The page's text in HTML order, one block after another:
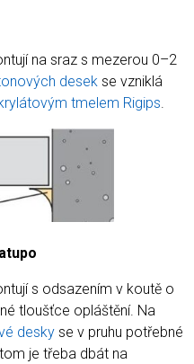
na sraz s mezerou 0–2
desek se vzniklá
tmelem Rigips
s odsazením v koutě o
tloušťce opláštění. Na
desky se v pruhu potřebné
je třeba dbát na